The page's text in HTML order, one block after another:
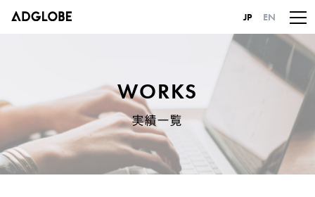
JP EN
WORKS
実績一覧